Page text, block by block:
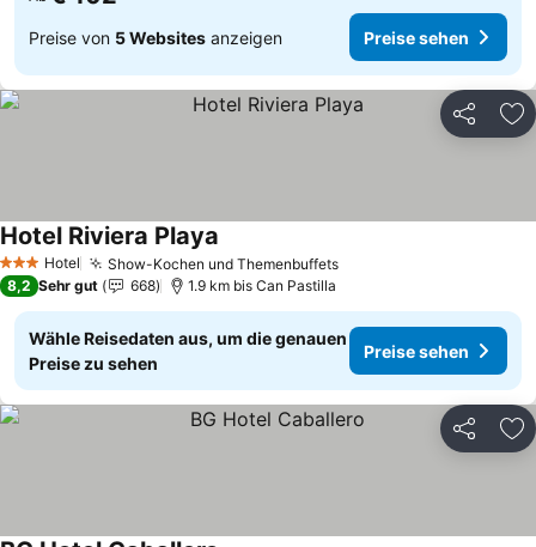
Preise von 5 Websites anzeigen Preise sehen
Teilen
3 SterneHotel Show-Kochen und ThemenbuffetsPreise sehen
Hotel Riviera Playa
8,2 Sehr gut 668 1.9 km bis Can Pastilla
Wähle Reisedaten aus, um die genauen
Preise zu sehen
Preise sehen
Teilen